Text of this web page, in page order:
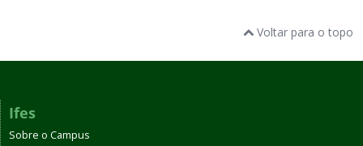
Voltar para o topo
Ifes
Sobre o Campus